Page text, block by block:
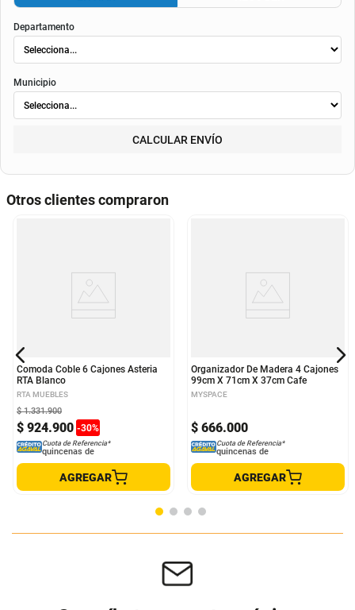
Departamento
Municipio
CALCULAR ENVÍO
Otros clientes compraron
Comoda Coble 6 Cajones Asteria
RTA Blanco
RTA MUEBLES
$ 924.900 -30%
$ 1.331.900
Cuota de Referencia*
quincenas de
AGREGAR
Organizador De Madera 4 Cajones
99cm X 71cm X 37cm Cafe
MYSPACE
$ 666.000
Cuota de Referencia*
quincenas de
AGREGAR